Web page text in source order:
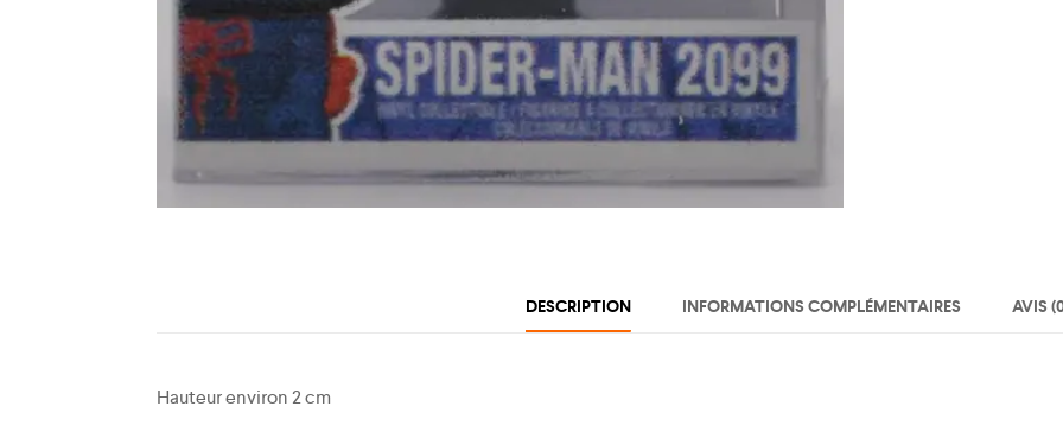
DESCRIPTION INFORMATIONS COMPLÉMENTAIRES AVIS
Hauteur environ 2 cm